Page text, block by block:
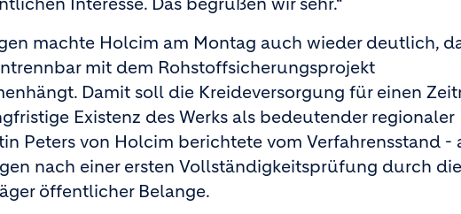
machte Holcim am Montag auch wieder deutlich,
mit dem Rohstoffsicherungsprojekt
Damit soll die Kreideversorgung für einen
Existenz des Werks als bedeutender regionaler
Peters von Holcim berichtete vom Verfahrensstand -
nach einer ersten Vollständigkeitsprüfung durch die
öffentlicher Belange.